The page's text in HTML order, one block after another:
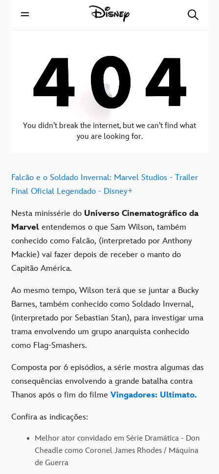
Falcão e o Soldado Invernal: Marvel Studios - Trailer
Final Oficial Legendado - Disney+
Nesta minissérie do Universo Cinematográfico da
Marvel entendemos o que Sam Wilson, também
conhecido como Falcão, (interpretado por Anthony
Mackie) vai fazer depois de receber o manto do
Capitão América.
Ao mesmo tempo, Wilson terá que se juntar a Bucky
Barnes, também conhecido como Soldado Invernal,
(interpretado por Sebastian Stan), para investigar uma
trama envolvendo um grupo anarquista conhecido
como Flag-Smashers.
Composta por 6 episódios, a série mostra algumas das
consequências envolvendo a grande batalha contra
Thanos após o fim do filme Vingadores: Ultimato.
Confira as indicações:
Melhor ator convidado em Série Dramática - Don
Cheadle como Coronel James Rhodes / Máquina
de Guerra